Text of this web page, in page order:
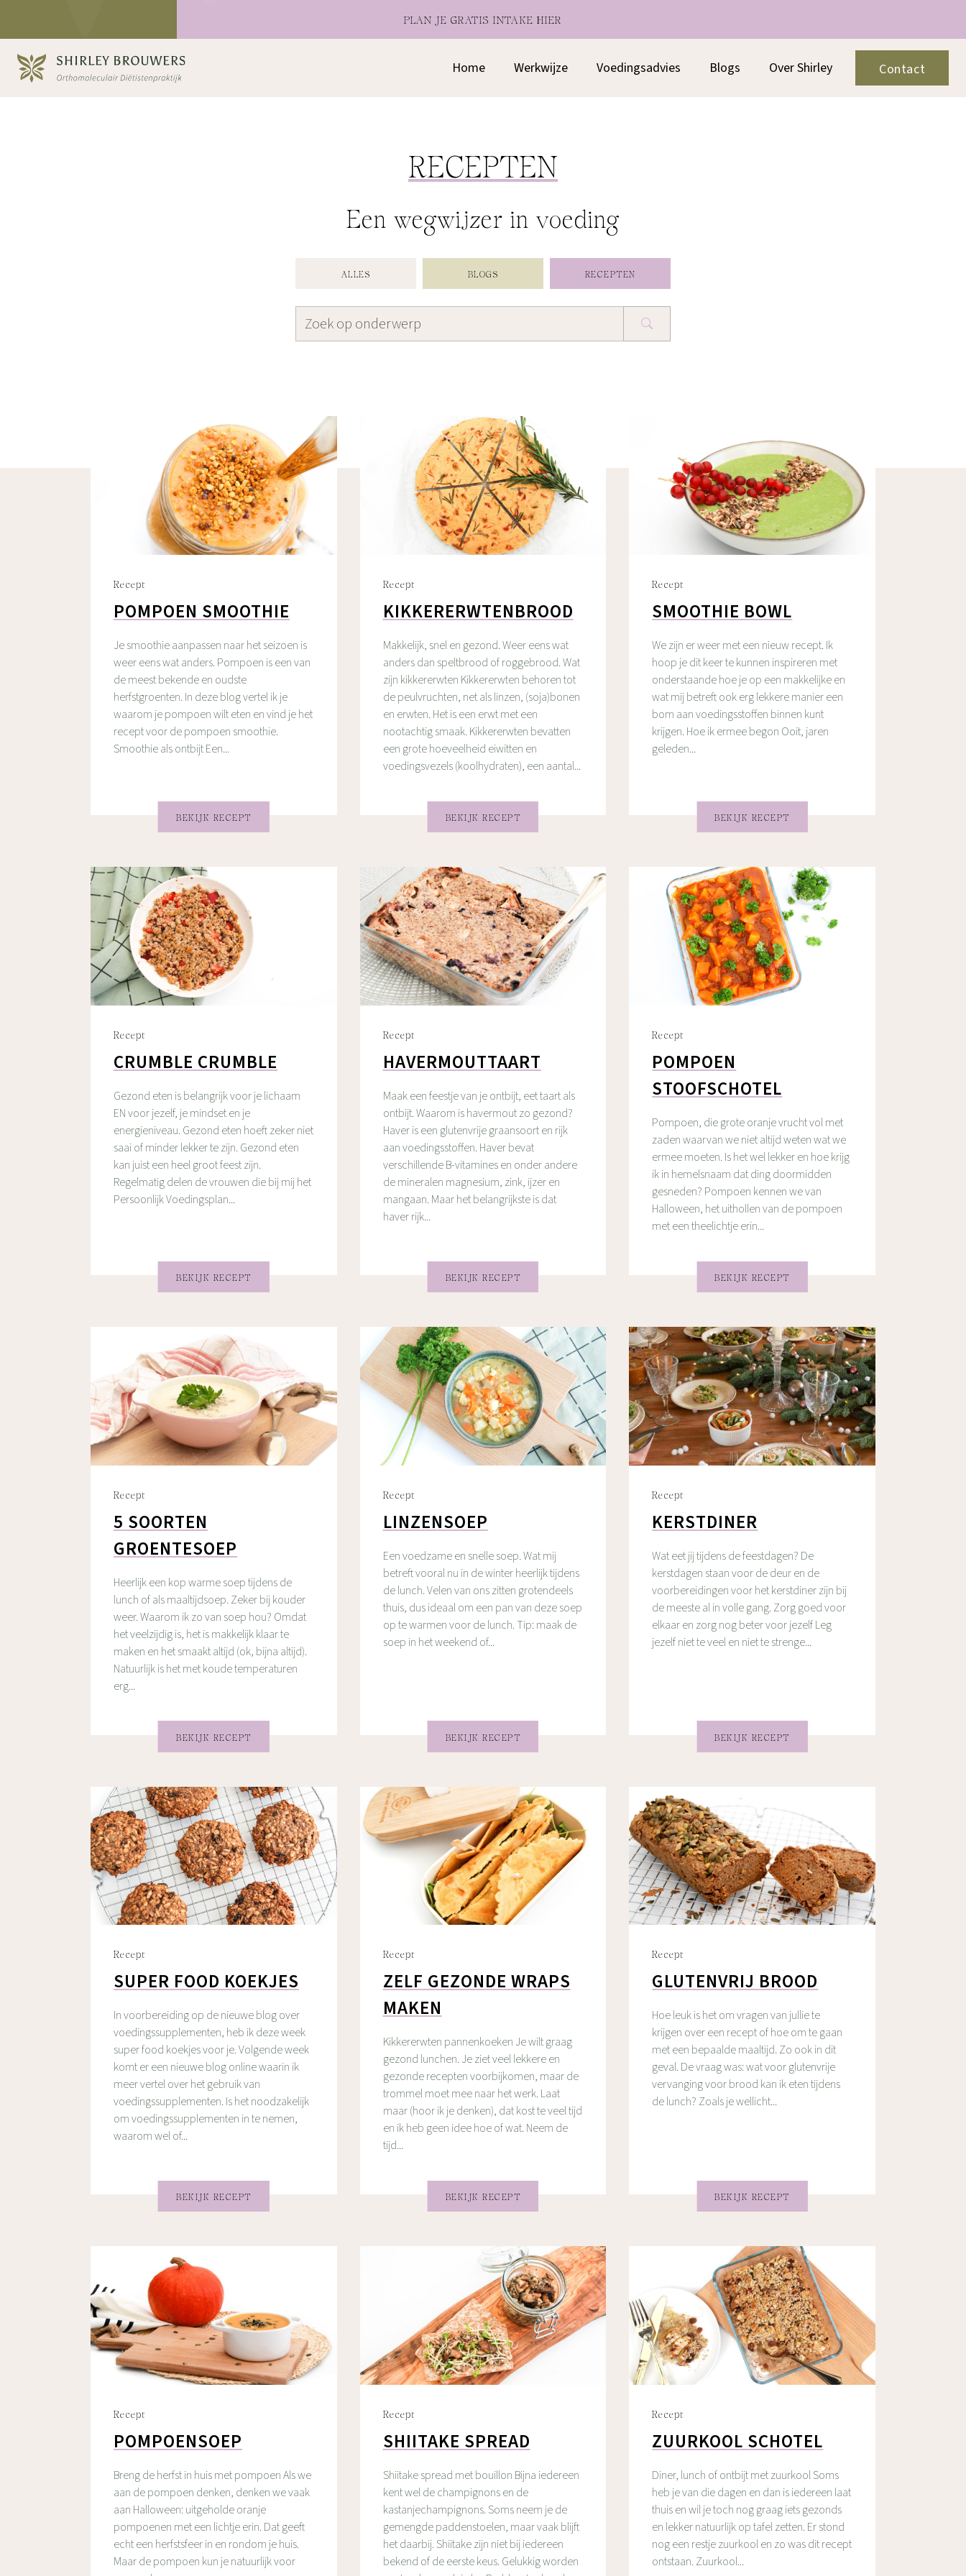
PLAN JE GRATIS INTAKE HIER
Home Werkwijze Voedingsadvies Blogs Over Shirley Contact
Contact
RECEPTEN
Een wegwijzer in voeding
ALLES BLOGS RECEPTEN
Recept
POMPOEN SMOOTHIE
Je smoothie aanpassen naar het seizoen is
weer eens wat anders. Pompoen is een van
de meest bekende en oudste
herfstgroenten. In deze blog vertel ik je
waarom je pompoen wilt eten en vind je het
recept voor de pompoen smoothie.
Smoothie als ontbijt Een...
BEKIJK RECEPT
Recept
KIKKERERWTENBROOD
Makkelijk, snel en gezond. Weer eens wat
anders dan speltbrood of roggebrood. Wat
zijn kikkererwten Kikkererwten behoren tot
de peulvruchten, net als linzen, (soja)bonen
en erwten. Het is een erwt met een
nootachtig smaak. Kikkererwten bevatten
een grote hoeveelheid eiwitten en
voedingsvezels (koolhydraten), een aantal...
BEKIJK RECEPT
Recept
SMOOTHIE BOWL
We zijn er weer met een nieuw recept. Ik
hoop je dit keer te kunnen inspireren met
onderstaande hoe je op een makkelijke en
wat mij betreft ook erg lekkere manier een
bom aan voedingsstoffen binnen kunt
krijgen. Hoe ik ermee begon Ooit, jaren
geleden...
BEKIJK RECEPT
Recept
CRUMBLE CRUMBLE
Gezond eten is belangrijk voor je lichaam
EN voor jezelf, je mindset en je
energieniveau. Gezond eten hoeft zeker niet
saai of minder lekker te zijn. Gezond eten
kan juist een heel groot feest zijn.
Regelmatig delen de vrouwen die bij mij het
Persoonlijk Voedingsplan...
BEKIJK RECEPT
Recept
HAVERMOUTTAART
Maak een feestje van je ontbijt, eet taart als
ontbijt. Waarom is havermout zo gezond?
Haver is een glutenvrije graansoort en rijk
aan voedingsstoffen. Haver bevat
verschillende B-vitamines en onder andere
de mineralen magnesium, zink, ijzer en
mangaan. Maar het belangrijkste is dat
haver rijk...
BEKIJK RECEPT
Recept
POMPOEN
STOOFSCHOTEL
Pompoen, die grote oranje vrucht vol met
zaden waarvan we niet altijd weten wat we
ermee moeten. Is het wel lekker en hoe krijg
ik in hemelsnaam dat ding doormidden
gesneden? Pompoen kennen we van
Halloween, het uithollen van de pompoen
met een theelichtje erin...
BEKIJK RECEPT
Recept
5 SOORTEN
GROENTESOEP
Heerlijk een kop warme soep tijdens de
lunch of als maaltijdsoep. Zeker bij kouder
weer. Waarom ik zo van soep hou? Omdat
het veelzijdig is, het is makkelijk klaar te
maken en het smaakt altijd (ok, bijna altijd).
Natuurlijk is het met koude temperaturen
erg...
BEKIJK RECEPT
Recept
LINZENSOEP
Een voedzame en snelle soep. Wat mij
betreft vooral nu in de winter heerlijk tijdens
de lunch. Velen van ons zitten grotendeels
thuis, dus ideaal om een pan van deze soep
op te warmen voor de lunch. Tip: maak de
soep in het weekend of...
BEKIJK RECEPT
Recept
KERSTDINER
Wat eet jij tijdens de feestdagen? De
kerstdagen staan voor de deur en de
voorbereidingen voor het kerstdiner zijn bij
de meeste al in volle gang. Zorg goed voor
elkaar en zorg nog beter voor jezelf Leg
jezelf niet te veel en niet te strenge...
BEKIJK RECEPT
Recept
SUPER FOOD KOEKJES
In voorbereiding op de nieuwe blog over
voedingssupplementen, heb ik deze week
super food koekjes voor je. Volgende week
komt er een nieuwe blog online waarin ik
meer vertel over het gebruik van
voedingssupplementen. Is het noodzakelijk
om voedingssupplementen in te nemen,
waarom wel of...
BEKIJK RECEPT
Recept
ZELF GEZONDE WRAPS
MAKEN
Kikkererwten pannenkoeken Je wilt graag
gezond lunchen. Je ziet veel lekkere en
gezonde recepten voorbijkomen, maar de
trommel moet mee naar het werk. Laat
maar (hoor ik je denken), dat kost te veel tijd
en ik heb geen idee hoe of wat. Neem de
tijd...
BEKIJK RECEPT
Recept
GLUTENVRIJ BROOD
Hoe leuk is het om vragen van jullie te
krijgen over een recept of hoe om te gaan
met een bepaalde maaltijd. Zo ook in dit
geval. De vraag was: wat voor glutenvrije
vervanging voor brood kan ik eten tijdens
de lunch? Zoals je wellicht...
BEKIJK RECEPT
Recept
POMPOENSOEP
Breng de herfst in huis met pompoen Als we
aan de pompoen denken, denken we vaak
aan Halloween: uitgeholde oranje
pompoenen met een lichtje erin. Dat geeft
echt een herfstsfeer in en rondom je huis.
Maar de pompoen kun je natuurlijk voor
Recept
SHIITAKE SPREAD
Shiitake spread met bouillon Bijna iedereen
kent wel de champignons en de
kastanjechampignons. Soms neem je de
gemengde paddenstoelen, maar vaak blijft
het daarbij. Shiitake zijn niet bij iedereen
bekend of de eerste keus. Gelukkig worden
Recept
ZUURKOOL SCHOTEL
Diner, lunch of ontbijt met zuurkool Soms
heb je van die dagen en dan is iedereen laat
thuis en wil je toch nog graag iets gezonds
en lekker natuurlijk op tafel zetten. Er stond
nog een restje zuurkool en zo was dit recept
ontstaan. Zuurkool...